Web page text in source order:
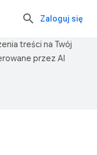
Zaloguj się
treści na Twój
przez AI